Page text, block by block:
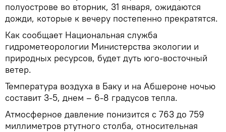
полуострове во вторник, 31 января, ожидаются
дожди, которые к вечеру постепенно прекратятся.
Как сообщает Национальная служба
гидрометеорологии Министерства экологии и
природных ресурсов, будет дуть юго-восточный
ветер.
Температура воздуха в Баку и на Абшероне ночью
составит 3-5, днем – 6-8 градусов тепла.
Атмосферное давление понизится с 763 до 759
миллиметров ртутного столба, относительная